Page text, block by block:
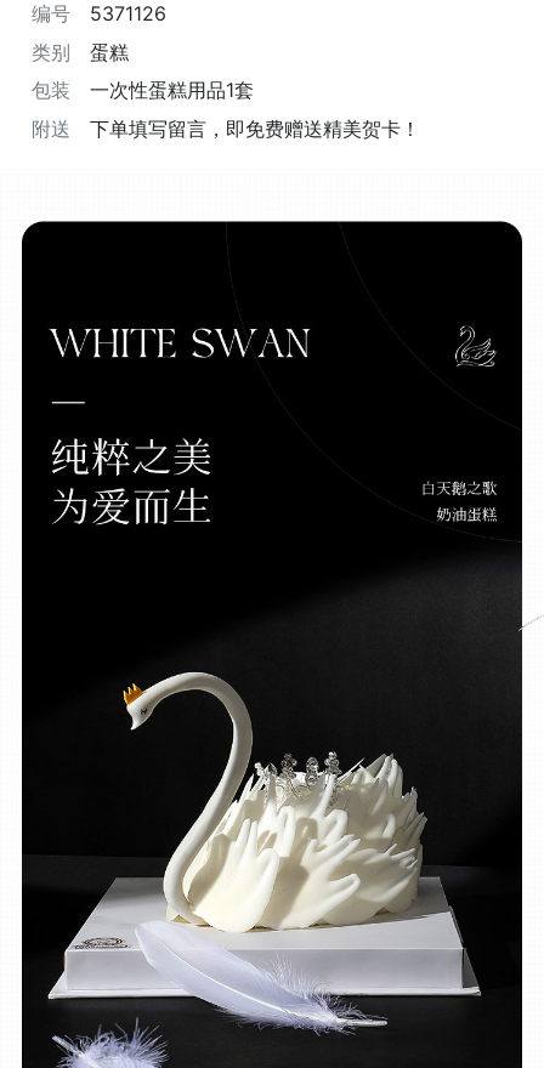
编号
5371126
类别
蛋糕
包装
一次性蛋糕用品1套
附送
下单填写留言，即免费赠送精美贺卡！